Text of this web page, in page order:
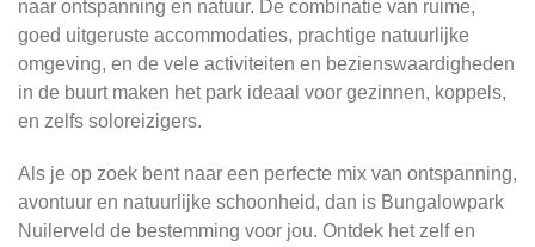
naar ontspanning en natuur. De combinatie van ruime,
goed uitgeruste accommodaties, prachtige natuurlijke
omgeving, en de vele activiteiten en bezienswaardigheden
in de buurt maken het park ideaal voor gezinnen, koppels,
en zelfs soloreizigers.
Als je op zoek bent naar een perfecte mix van ontspanning,
avontuur en natuurlijke schoonheid, dan is Bungalowpark
Nuilerveld de bestemming voor jou. Ontdek het zelf en